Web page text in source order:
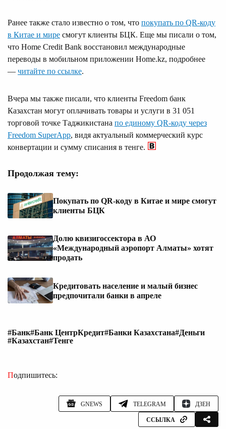
Ранее также стало известно о том, что покупать по QR-коду
в Китае и мире смогут клиенты БЦК. Еще мы писали о том,
что Home Credit Bank восстановил международные
переводы в мобильном приложении Home.kz, подробнее
— читайте по ссылке.
Вчера мы также писали, что клиенты Freedom банк
Казахстан могут оплачивать товары и услуги в 31 051
торговой точке Таджикистана по единому QR-коду через
Freedom SuperApp, видя актуальный коммерческий курс
конвертации и сумму списания в тенге.
Продолжая тему:
Покупать по QR-коду в Китае и мире смогут
клиенты БЦК
Долю квизигоссектора в АО
«Международный аэропорт Алматы» хотят
продать
Кредитовать население и малый бизнес
предпочитали банки в апреле
#Банк#Банк ЦентрКредит#Банки Казахстана#Деньги
#Казахстан#Тенге
Подпишитесь:
GNEWS TELEGRAM ДЗЕН
ССЫЛКА